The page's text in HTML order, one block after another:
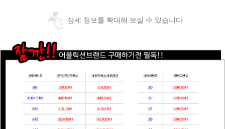
상세 정보를 확대해 보실 수 있습니다